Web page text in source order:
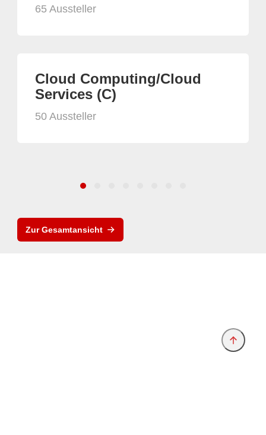
65 Aussteller
Cloud Computing/Cloud
Services (C)
50 Aussteller
Zur Gesamtansicht